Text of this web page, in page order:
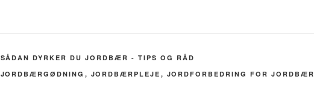
KATEGORIER
SÅDAN DYRKER DU JORDBÆR - TIPS OG RÅD
TAGS
JORDBÆRGØDNING , JORDBÆRPLEJE , JORDFORBEDRING FOR JORDBÆR